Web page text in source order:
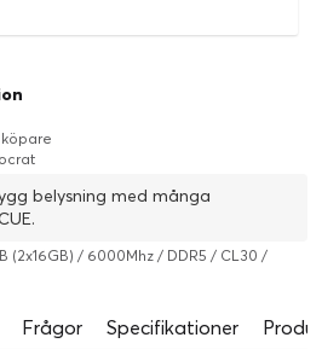
belysning med många
(2x16GB) / 6000Mhz / DDR5 / CL30 /
Frågor Specifikationer